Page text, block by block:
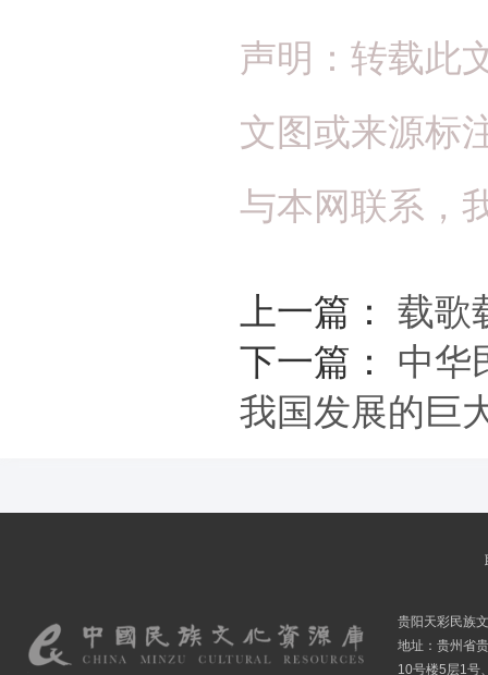
声明：转载此
文图或来源标
与本网联系，
上一篇： 载歌
下一篇： 中华
我国发展的巨
贵阳天彩民族
地址：贵州省
10号楼5层1号